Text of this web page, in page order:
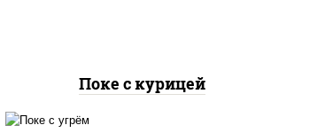
Поке с курицей